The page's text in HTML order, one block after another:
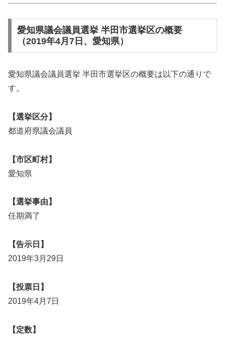
愛知県議会議員選挙 半田市選挙区の概要
（2019年4月7日、愛知県）
愛知県議会議員選挙 半田市選挙区の概要は以下の通りで
す。
【選挙区分】
都道府県議会議員
【市区町村】
愛知県
【選挙事由】
任期満了
【告示日】
2019年3月29日
【投票日】
2019年4月7日
【定数】